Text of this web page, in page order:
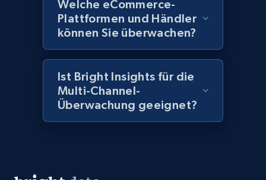
price, Currency, Availability, Reviews count, and
2.1K+ 375+ Jetzt anfangen
Amazon products global dataset - Collect
products from Brands URLs
Welche eCommerce-
Plattformen und Händler
können Sie überwachen?
Ist Bright Insights für die
Multi-Channel-
Überwachung geeignet?